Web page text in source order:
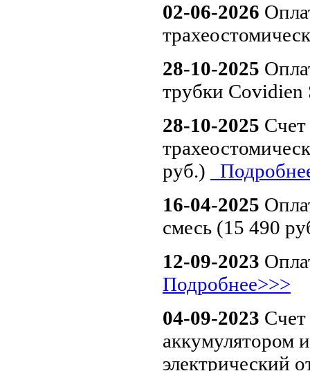
02-06-2026
28-10-2025
трубки
28-10-2025 Счет
руб.)
16-04-2025
смесь (15 490
12-09-2023
Подробнее>>>
04-09-2023 Счет
аккумулятором
электрический